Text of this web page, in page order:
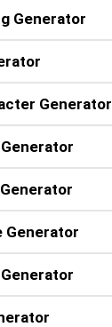
Generator
Generator
Generator